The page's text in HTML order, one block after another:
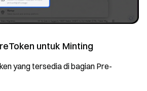
untuk Minting
yang tersedia di bagian Pre-